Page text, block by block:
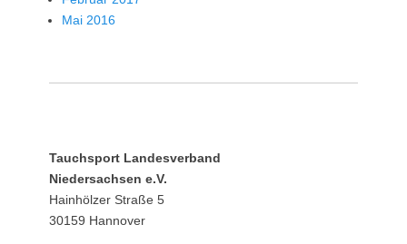
Mai 2016
Tauchsport Landesverband
Niedersachsen e.V.
Hainhölzer Straße 5
30159 Hannover